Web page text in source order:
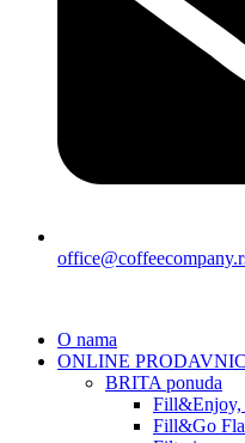
O nama
ONLINE
BRITA ponuda
Fill&Enjoy,
Fill&Go